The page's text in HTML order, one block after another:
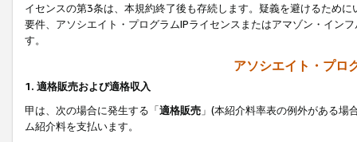
イセンスの第3条は、本規約終了後も存続します。疑義を避けるため
要件、アソシエイト・プログラムIPライセンスまたはアマゾン・イン
す。
アソシエイト・プロ
1. 適格販売および適格収入
甲は、次の場合に発生する「適格販売 」(本紹介料率表の例外がある
ム紹介料を支払います。